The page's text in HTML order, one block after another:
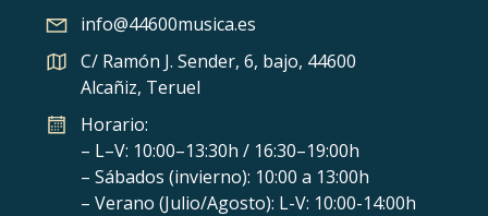
info@44600musica.es
C/ Ramón J. Sender, 6, bajo, 44600
Alcañiz, Teruel
Horario:
– L–V: 10:00–13:30h / 16:30–19:00h
– Sábados (invierno): 10:00 a 13:00h
– Verano (Julio/Agosto): L-V: 10:00-14:00h